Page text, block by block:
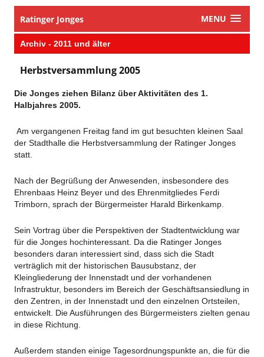
Ratinger Jonges MENU
​Archiv - 2011 und älter
​Herbstversammlung 2005
Die Jonges ziehen Bilanz über Aktivitäten des 1.
Halbjahres 2005.
Am vergangenen Freitag fand im gut besuchten kleinen Saal
der Stadthalle die Herbstversammlung der Ratinger Jonges
statt.
Nach der Begrüßung der Anwesenden, insbesondere des
Ehrenbaas Heinz Beyer und des Ehrenmitgliedes Ferdi
Trimborn, sprach der Bürgermeister Harald Birkenkamp.
Sein Vortrag über die Perspektiven der Stadtentwicklung war
für die Jonges hochinteressant. Da die Ratinger Jonges
besonders daran interessiert sind, dass sich die Stadt
verträglich mit der historischen Bausubstanz, der
Kleingliederung der Innenstadt und der vorhandenen
Infrastruktur, besonders im Bereich der Geschäftsansiedlung in
den Zentren, in der Innenstadt und den einzelnen Ortsteilen,
entwickelt. Die Ausführungen des Bürgermeisters zielten genau
in diese Richtung.
Außerdem standen einige Tagesordnungspunkte an, die für die